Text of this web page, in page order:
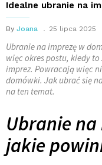
Idealne ubranie na
By Joana 25 lipca 2025
Ubranie na imprezę w
więc okres postu, kiedy
imprez. Powracają więc
domówki. Jak ubrać się
na ten temat.
Ubranie na
jakie